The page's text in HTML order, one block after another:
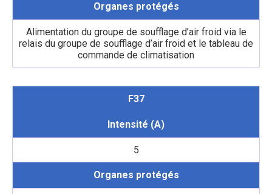
Organes protégés
Alimentation du groupe de soufflage d’air froid via le
relais du groupe de soufflage d’air froid et le tableau de
commande de climatisation
F37
Intensité (A)
5
Organes protégés